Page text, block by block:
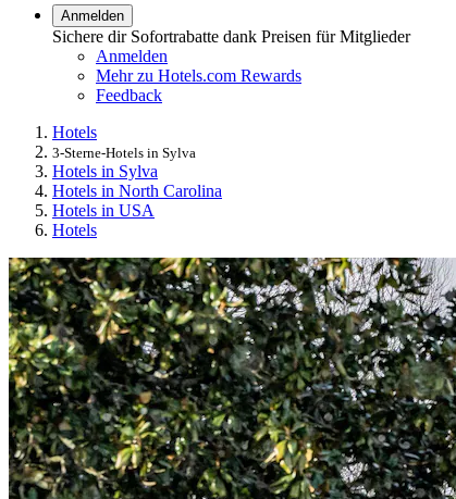
Anmelden
Sichere dir Sofortrabatte dank Preisen für Mitglieder
Anmelden
Mehr zu Hotels.com Rewards
Feedback
Hotels
3-Sterne-Hotels in Sylva
Hotels in Sylva
Hotels in North Carolina
Hotels in USA
Hotels